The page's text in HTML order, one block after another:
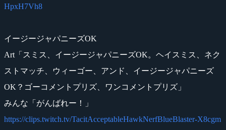
HpxH7Vh8
イージージャパニーズOK
Art「スミス、イージージャパニーズOK。ヘイスミス、ネク
ストマッチ、ウィーゴー、アンド、イージージャパニーズ
OK？ゴーコメントプリズ、ワンコメントプリズ」
みんな「がんばれー！」
https://clips.twitch.tv/TacitAcceptableHawkNerfBlueBlaster-X8cgm